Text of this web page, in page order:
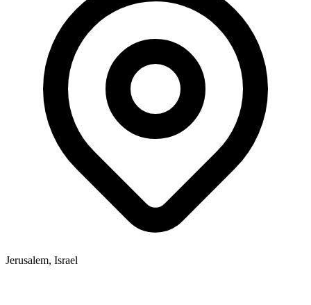
Jerusalem, Israel